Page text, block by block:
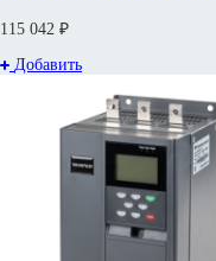
115 042 ₽
Добавить